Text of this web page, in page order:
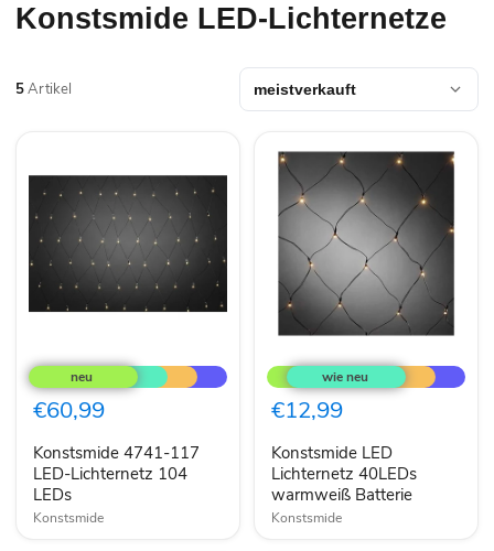
Konstsmide LED-Lichternetze
5Artikel
4741-
117
LED-
Lichternetz
LEDs
€60,99
Konstsmide 4741-117
LED-Lichternetz 104
LEDs
Konstsmide
LED
Lichternetz
40LEDs
warmweiß
€12,99
Konstsmide LED
Lichternetz 40LEDs
warmweiß Batterie
Konstsmide